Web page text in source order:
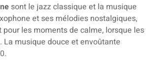
sont le jazz classique et la musique
et ses mélodies nostalgiques,
les moments de calme, lorsque les
musique douce et envoûtante